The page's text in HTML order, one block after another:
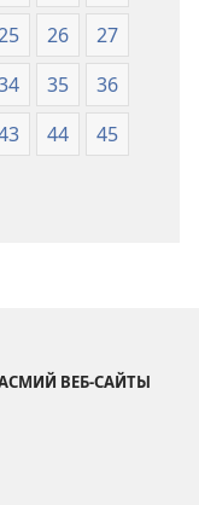
26
27
35
36
44
45
ВЕБ-САЙТЫ